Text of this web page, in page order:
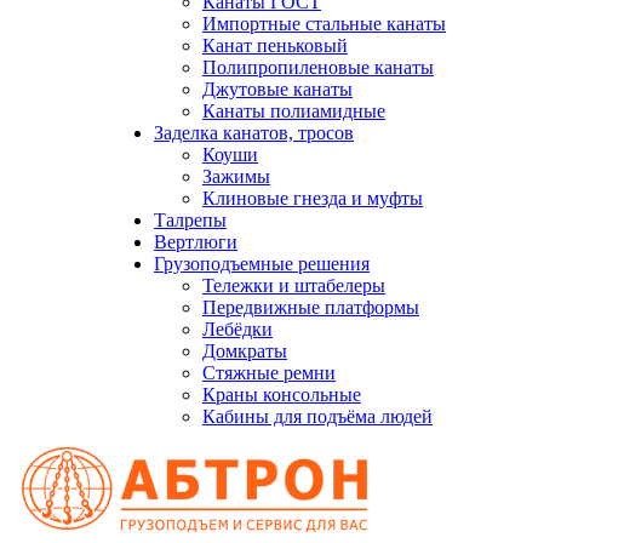
Импортные стальные канаты
Канат пеньковый
Полипропиленовые канаты
Джутовые канаты
Канаты полиамидные
Заделка канатов, тросов
Коуши
Зажимы
Клиновые гнезда и муфты
Талрепы
Вертлюги
Грузоподъемные решения
Тележки и штабелеры
Передвижные платформы
Лебёдки
Домкраты
Стяжные ремни
Краны консольные
Кабины для подъёма людей